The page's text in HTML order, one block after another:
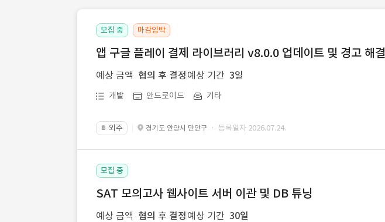
모집 중 마감임박
앱 구글 플레이 결제 라이브러리 v8.0.0 업데이트 및 경고 해결
예상 금액 협의 후 결정 예상 기간 3일
개발 안드로이드 기타
📔 외주 경기도 안양시 만안구 · 등록일자 2026.07.24.
모집 중
SAT 모의고사 웹사이트 서버 이관 및 DB 튜닝
예상 금액 협의 후 결정 예상 기간 30일